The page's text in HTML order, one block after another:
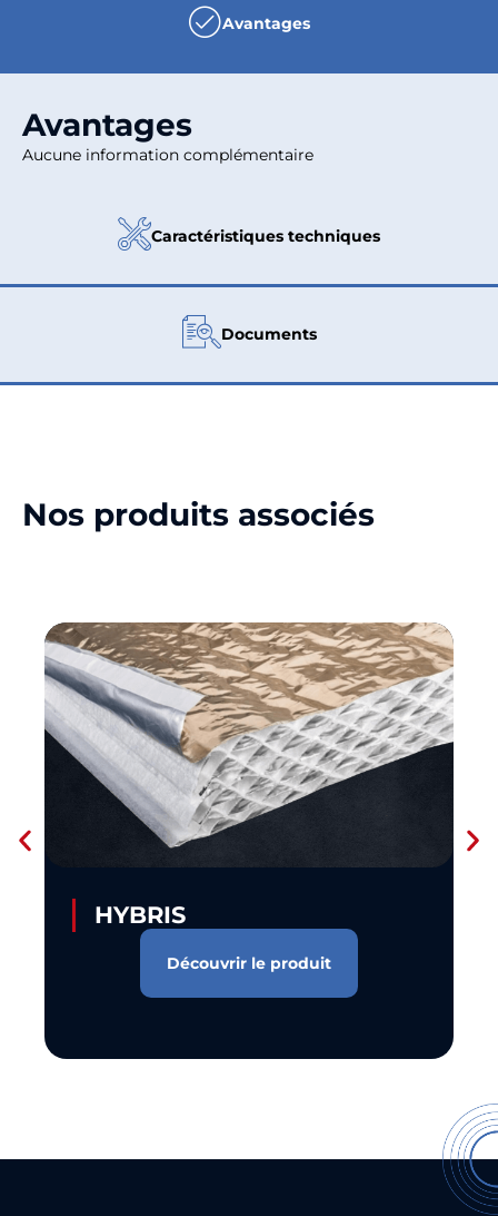
Avantages
Caractéristiques techniques
Documents
Avantages
Aucune information complémentaire
Nos produits associés
HYBRIS
Découvrir le produit